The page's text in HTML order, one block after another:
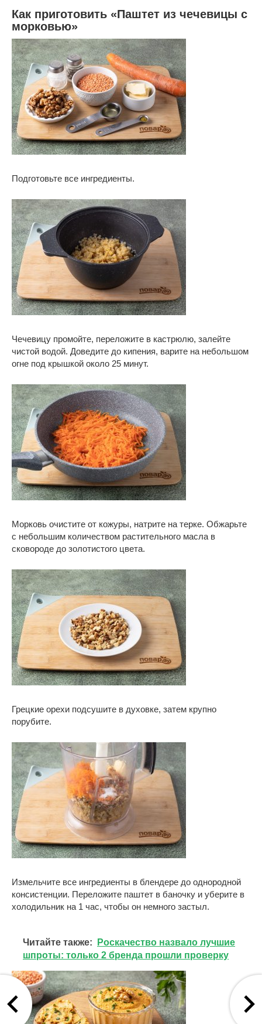
Как приготовить «Паштет из чечевицы с
морковью»
Подготовьте все ингредиенты.
Чечевицу промойте, переложите в кастрюлю, залейте
чистой водой. Доведите до кипения, варите на небольшом
огне под крышкой около 25 минут.
Морковь очистите от кожуры, натрите на терке. Обжарьте
с небольшим количеством растительного масла в
сковороде до золотистого цвета.
Грецкие орехи подсушите в духовке, затем крупно
порубите.
Измельчите все ингредиенты в блендере до однородной
консистенции. Переложите паштет в баночку и уберите в
холодильник на 1 час, чтобы он немного застыл.
Читайте также:
Роскачество назвало лучшие
шпроты: только 2 бренда прошли проверку